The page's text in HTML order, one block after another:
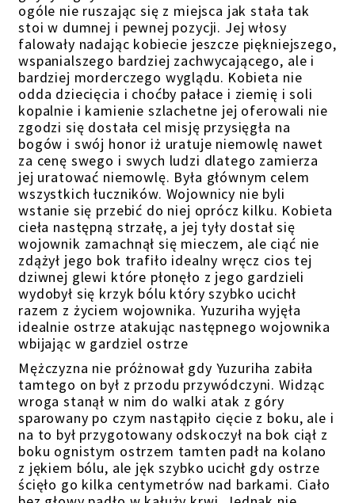
ogóle nie ruszając się z miejsca jak stała tak
stoi w dumnej i pewnej pozycji. Jej włosy
falowały nadając kobiecie jeszcze piękniejszego,
wspanialszego bardziej zachwycającego, ale i
bardziej morderczego wyglądu. Kobieta nie
odda dziecięcia i choćby pałace i ziemię i soli
kopalnie i kamienie szlachetne jej oferowali nie
zgodzi się dostała cel misję przysięgła na
bogów i swój honor iż uratuje niemowlę nawet
za cenę swego i swych ludzi dlatego zamierza
jej uratować niemowlę. Była głównym celem
wszystkich łuczników. Wojownicy nie byli
wstanie się przebić do niej oprócz kilku. Kobieta
cieła następną strzałę, a jej tyły dostał się
wojownik zamachnął się mieczem, ale ciąć nie
zdążył jego bok trafiło idealny wręcz cios tej
dziwnej glewi które płonęło z jego gardzieli
wydobył się krzyk bólu który szybko ucichł
razem z życiem wojownika. Yuzuriha wyjęła
idealnie ostrze atakując następnego wojownika
wbijając w gardziel ostrze
Mężczyzna nie próżnował gdy Yuzuriha zabiła
tamtego on był z przodu przywódczyni. Widząc
wroga stanął w nim do walki atak z góry
sparowany po czym nastąpiło cięcie z boku, ale i
na to był przygotowany odskoczył na bok ciął z
boku ognistym ostrzem tamten padł na kolano
z jękiem bólu, ale jęk szybko ucichł gdy ostrze
ścięło go kilka centymetrów nad barkami. Ciało